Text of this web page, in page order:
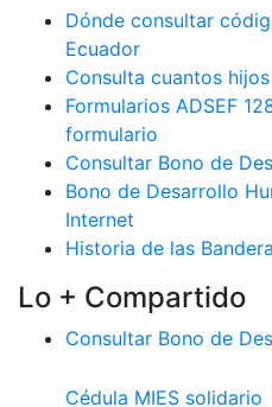
Dónde consultar
Ecuador
Consulta cuantos
Formularios ADSEF
formulario
Consultar Bono de
Bono de Desarrollo
Internet
Historia de las
Lo + Compartido
Consultar Bono de
Cédula MIES solidario